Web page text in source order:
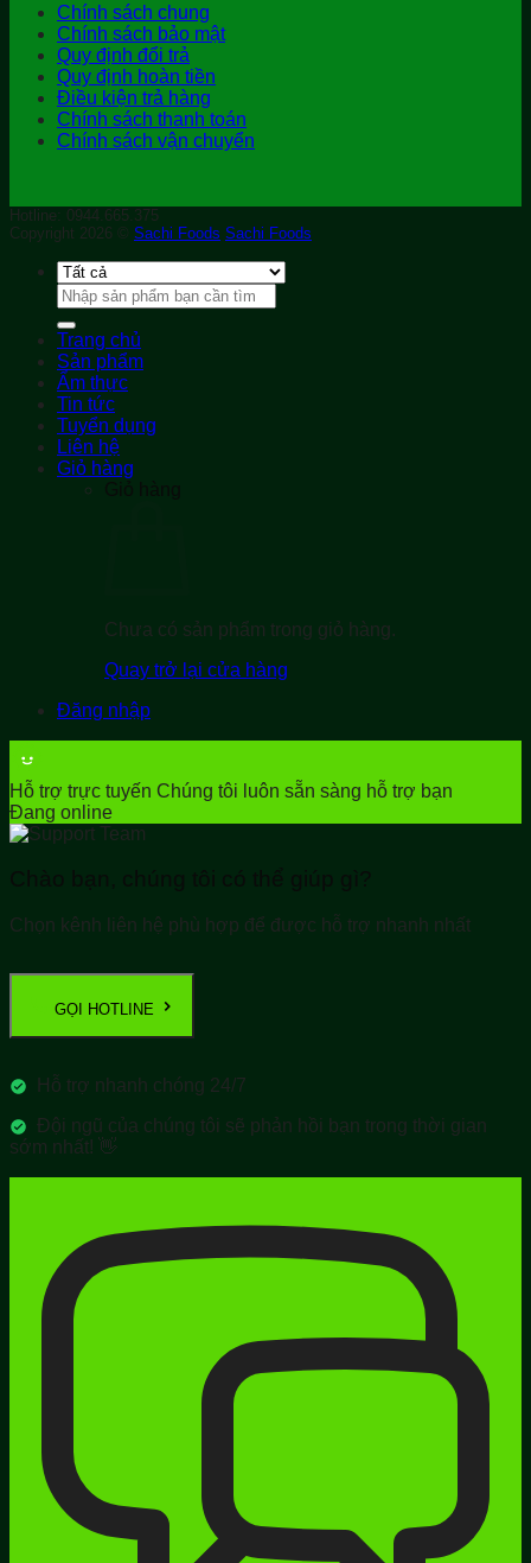
Chính sách chung
Chính sách bảo mật
Quy định đổi trả
Quy định hoàn tiền
Điều kiện trả hàng
Chính sách thanh toán
Chính sách vận chuyển
Hotline: 0944.665.375
Copyright 2026 © Sachi Foods Sachi Foods
Tìm
kiếm:
Trang chủ
Sản phẩm
Ẩm thực
Tin tức
Tuyển dụng
Liên hệ
Giỏ hàng
Giỏ hàng
Chưa có sản phẩm trong giỏ hàng.
Quay trở lại cửa hàng
Đăng nhập
Hỗ trợ trực tuyến Chúng tôi luôn sẵn sàng hỗ trợ bạn
Đang online
Chào bạn, chúng tôi có thể giúp gì?
Chọn kênh liên hệ phù hợp để được hỗ trợ nhanh nhất
GỌI HOTLINE
Hỗ trợ nhanh chóng 24/7
Đội ngũ của chúng tôi sẽ phản hồi bạn trong thời gian
sớm nhất! 👋